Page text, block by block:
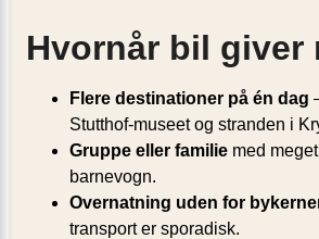
Hvornår bil giver
Flere destinationer på én dag
Stutthof-museet og stranden i
Gruppe eller familie med
barnevogn.
Overnatning uden for
transport er sporadisk.